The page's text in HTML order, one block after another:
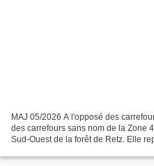
MAJ 05/2026 A l'opposé des
des carrefours sans nom de la Zone
Sud-Ouest de la forêt de Retz. Elle